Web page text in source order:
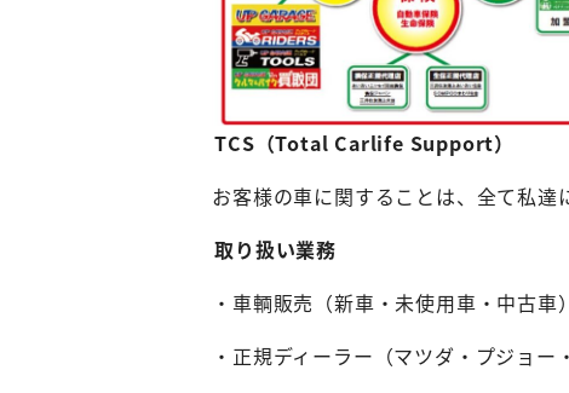
TCS（Total Carlife Support）
お客様の車に関することは、全て私達
取り扱い業務
・車輌販売（新車・未使用車・中古車）
・正規ディーラー（マツダ・プジョ